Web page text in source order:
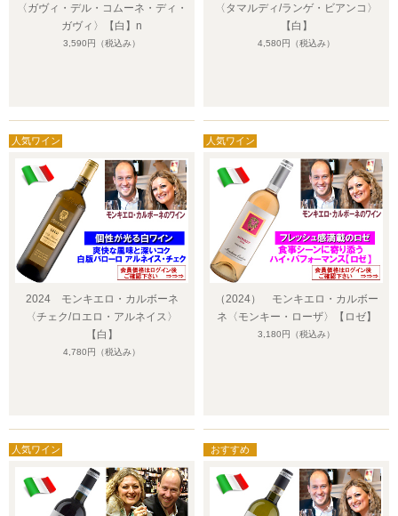
〈ガヴィ・デル・コムーネ・ディ・
ガヴィ〉【白】n
3,590円 （税込み）
〈タマルディ/ランゲ・ビアンコ〉
【白】
4,580円 （税込み）
2024 モンキエロ・カルボーネ
〈チェク/ロエロ・アルネイス〉
【白】
4,780円 （税込み）
（2024） モンキエロ・カルボー
ネ〈モンキー・ローザ〉【ロゼ】
3,180円 （税込み）